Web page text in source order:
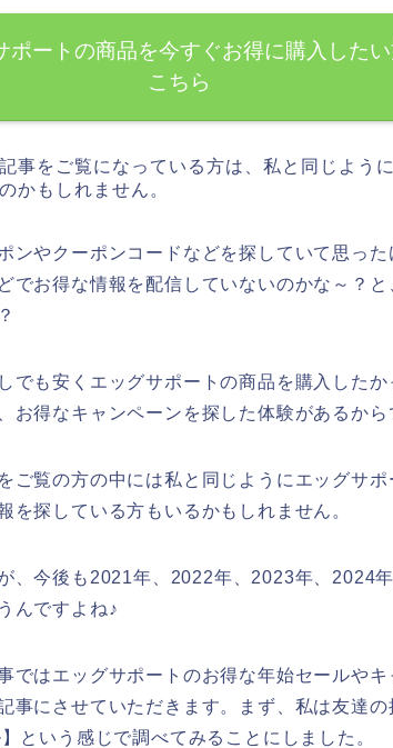
ポートの商品を今すぐお得に購入した
こちら
事をご覧になっている方は、私と同じよう
かもしれません。
ンやクーポンコードなどを探していて思っ
でお得な情報を配信していないのかな～？
でも安くエッグサポートの商品を購入した
お得なキャンペーンを探した体験があるから
ご覧の方の中には私と同じようにエッグサ
を探している方もいるかもしれません。
、今後も2021年、2022年、2023年、2024
んですよね♪
ではエッグサポートのお得な年始セールや
事にさせていただきます。まず、私は友達
という感じで調べてみることにしました。